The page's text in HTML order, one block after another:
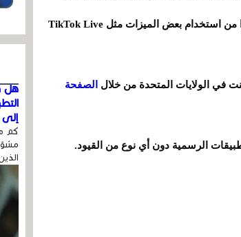
والتفاعل معهم، وكذلك إنشاء منشوراتهم الخاصة، لكنهم لن يتمكنوا من استخدام بعض الميزات مثل TikTok Live
الصفحة
الرسمية دون أي نوع من القيود.
هل
إلى
كم